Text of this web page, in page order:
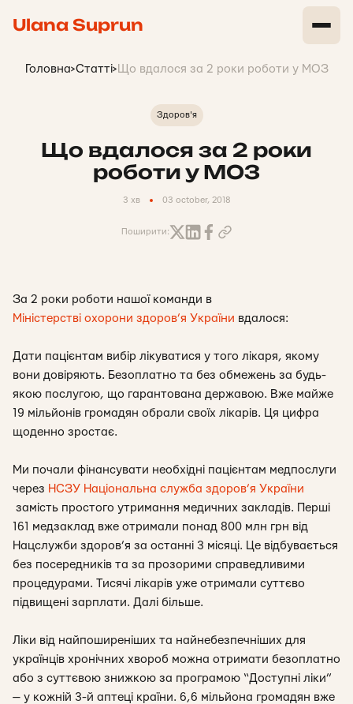
Ulana Suprun
Головна>Статті> Що вдалося за 2 роки роботи у МОЗ
Здоров'я
Що вдалося за 2 роки
роботи у МОЗ
3 хв 03 october, 2018
Поширити:
За 2 роки роботи нашої команди в
Міністерстві охорони здоров’я України вдалося:
Дати пацієнтам вибір лікуватися у того лікаря, якому
вони довіряють. Безоплатно та без обмежень за будь-
якою послугою, що гарантована державою. Вже майже
19 мільйонів громадян обрали своїх лікарів. Ця цифра
щоденно зростає.
Ми почали фінансувати необхідні пацієнтам медпослуги
через НСЗУ Національна служба здоров’я України
замість простого утримання медичних закладів. Перші
161 медзаклад вже отримали понад 800 млн грн від
Нацслужби здоров’я за останні 3 місяці. Це відбувається
без посередників та за прозорими справедливими
процедурами. Тисячі лікарів уже отримали суттєво
підвищені зарплати. Далі більше.
Ліки від найпоширеніших та найнебезпечніших для
українців хронічних хвороб можна отримати безоплатно
або з суттєвою знижкою за програмою “Доступні ліки”
— у кожній 3-й аптеці країни. 6,6 мільйона громадян вже